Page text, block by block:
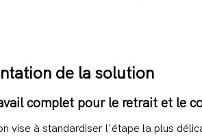
de la solution
complet pour le retrait et le
vise à standardiser l'étape la plus